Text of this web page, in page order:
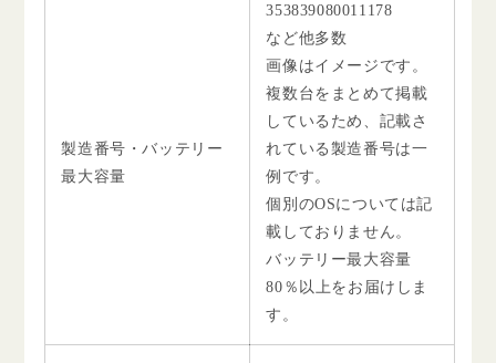
製造番号・バッテリー
最大容量
353839080011178
など他多数
画像はイメージです。
複数台をまとめて掲載
しているため、記載さ
れている製造番号は一
例です。
個別のOSについては記
載しておりません。
バッテリー最大容量
80％以上をお届けしま
す。